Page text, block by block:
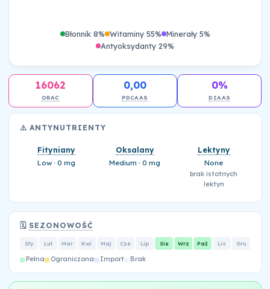
Błonnik 8% Witaminy 55% Minerały 5%
Antyoksydanty 29%
16062
ORAC
0,00
PDCAAS
0%
DIAAS
⚠️ ANTYNUTRIENTY
Fityniany
Low · 0 mg
Oksalany
Medium · 0 mg
Lektyny
None
brak istotnych
lektyn
🗓️SEZONOWOŚĆ
Sty Lut Mar Kwi Maj Cze Lip Sie Wrz Paź Lis Gru
Pełna Ograniczona Import Brak